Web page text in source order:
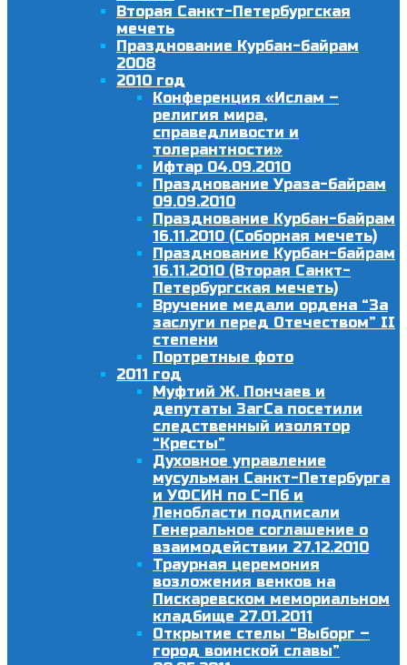
Вторая Санкт-Петербургская
мечеть
Празднование Курбан-байрам
2008
2010 год
Конференция «Ислам –
религия мира,
справедливости и
толерантности»
Ифтар 04.09.2010
Празднование Ураза-байрам
09.09.2010
Празднование Курбан-байрам
16.11.2010 (Соборная мечеть)
Празднование Курбан-байрам
16.11.2010 (Вторая Санкт-
Петербургская мечеть)
Вручение медали ордена “За
заслуги перед Отечеством” II
степени
Портретные фото
2011 год
Муфтий Ж. Пончаев и
депутаты ЗагСа посетили
следственный изолятор
“Кресты”
Духовное управление
мусульман Санкт-Петербурга
и УФСИН по С-Пб и
Ленобласти подписали
Генеральное соглашение о
взаимодействии 27.12.2010
Траурная церемония
возложения венков на
Пискаревском мемориальном
кладбище 27.01.2011
Открытие стелы “Выборг –
город воинской славы”